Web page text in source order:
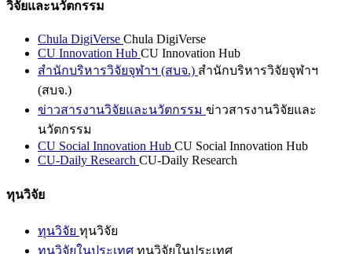
วิจัยและนวัตกรรม
Chula DigiVerse Chula DigiVerse
CU Innovation Hub CU Innovation Hub
สำนักบริหารวิจัยจุฬาฯ (สบจ.) สำนักบริหารวิจัยจุฬาฯ
(สบจ.)
ข่าวสารงานวิจัยและนวัตกรรม ข่าวสารงานวิจัยและ
นวัตกรรม
CU Social Innovation Hub CU Social Innovation Hub
CU-Daily Research CU-Daily Research
ทุนวิจัย
ทุนวิจัย ทุนวิจัย
ทุนวิจัยในประเทศ ทุนวิจัยในประเทศ